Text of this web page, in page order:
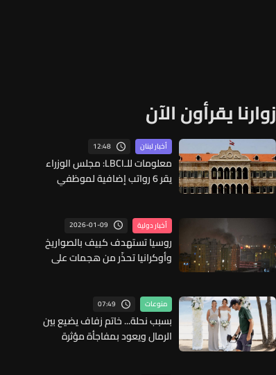
زوارنا يقرأون الآن
أخبار لبنان 12:48
معلومات للـLBCI: مجلس الوزراء
يقر 6 رواتب إضافية لموظفي
أخبار دولية 2026-01-09
روسيا تستهدف كييف بالصواريخ
وأوكرانيا تحذّر من هجمات على
منوعات 07:49
بسبب نحلة... خاتم زفاف يضيع بين
الرمال ويعود بمفاجأة مؤثرة